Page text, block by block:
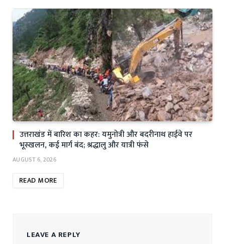
उत्तराखंड में बारिश का कहर: यमुनोत्री और बदरीनाथ हाईवे पर
भूस्खलन, कई मार्ग बंद; श्रद्धालु और यात्री फंसे
AUGUST 6, 2026
READ MORE
LEAVE A REPLY